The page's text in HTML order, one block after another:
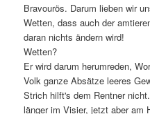
Bravourös. Darum lieben wir
Wetten, dass auch der
daran nichts ändern wird!
Wetten?
Er wird darum herumreden,
Volk ganze Absätze leeres
Strich hilft's dem Rentner
länger im Visier, jetzt aber am